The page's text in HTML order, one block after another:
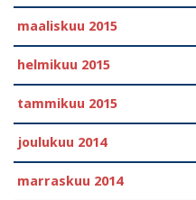
maaliskuu 2015
helmikuu 2015
tammikuu 2015
joulukuu 2014
marraskuu 2014